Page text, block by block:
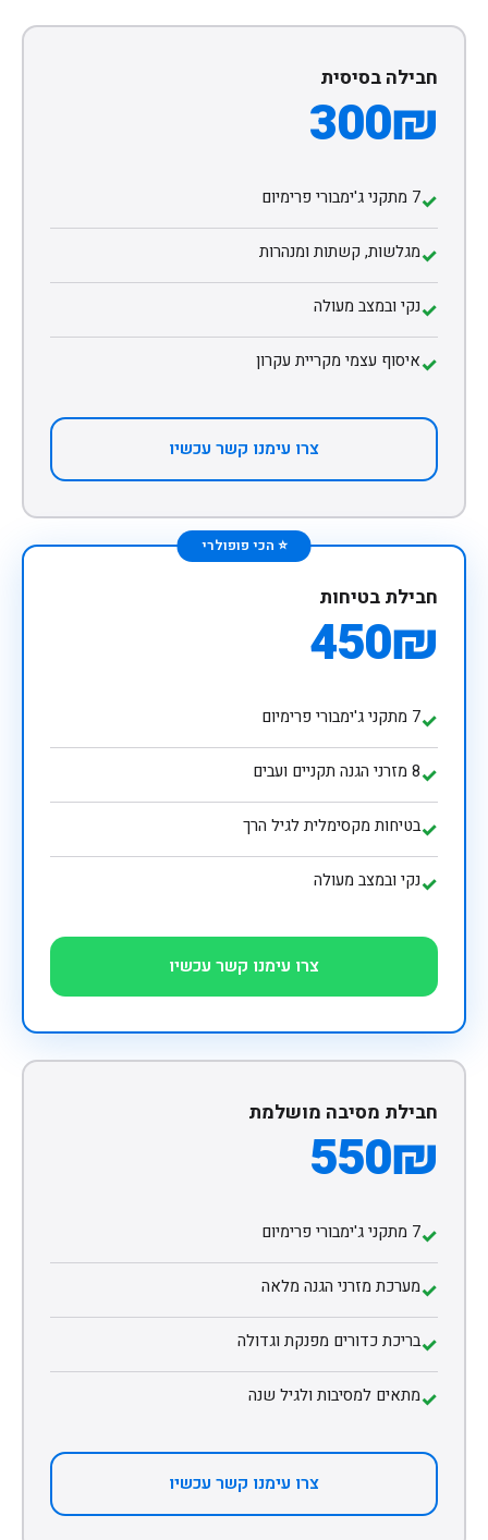
חבילה בסיסית
300₪
✓7 מתקני ג'ימבורי פרימיום
✓מגלשות, קשתות ומנהרות
✓נקי ובמצב מעולה
✓איסוף עצמי מקריית עקרון
צרו עימנו קשר עכשיו
⭐ הכי פופולרי
חבילת בטיחות
450₪
✓7 מתקני ג'ימבורי פרימיום
✓8 מזרני הגנה תקניים ועבים
✓בטיחות מקסימלית לגיל הרך
✓נקי ובמצב מעולה
צרו עימנו קשר עכשיו
חבילת מסיבה מושלמת
550₪
✓7 מתקני ג'ימבורי פרימיום
✓מערכת מזרני הגנה מלאה
✓בריכת כדורים מפנקת וגדולה
✓מתאים למסיבות ולגיל שנה
צרו עימנו קשר עכשיו